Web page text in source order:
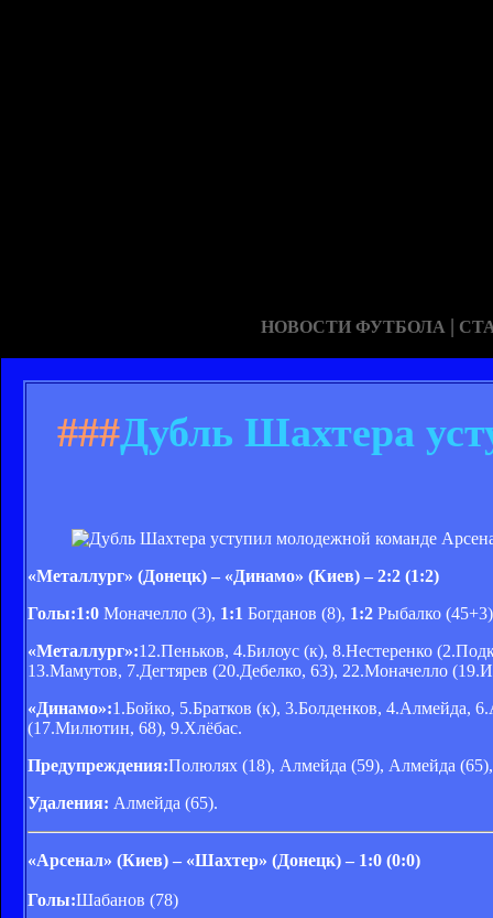
НОВОСТИ ФУТБОЛА |
###Дубль Шахтера
«Металлург» (Донецк) – «Динамо» (Киев) – 2:2 (1:2)
Голы:1:0 Моначелло (3), 1:1 Богданов (8), 1:2 Рыбалко
«Металлург»:12.Пеньков, 4.Билоус (к), 8.Нестеренко
13.Мамутов, 7.Дегтярев (20.Дебелко, 63), 22.Моначелло
«Динамо»:1.Бойко, 5.Братков (к), 3.Болденков, 4.Алмейда,
(17.Милютин, 68), 9.Хлёбас.
Предупреждения:Полюлях (18), Алмейда (59), Алмейда
Удаления: Алмейда (65).
«Арсенал» (Киев) – «Шахтер» (Донецк) – 1:0 (0:0)
Голы:Шабанов (78)